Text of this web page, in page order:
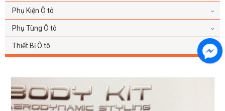
Phụ Kiện Ô tô
Phụ Tùng Ô tô
Thiết Bị Ô tô